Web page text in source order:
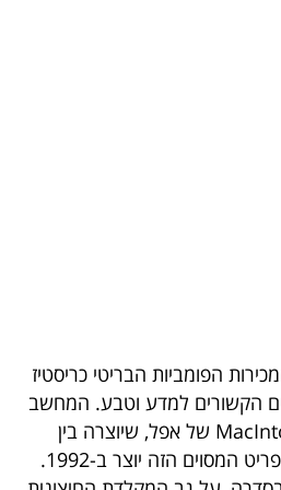
הפומביות הבריטי כריסטיז
הקשורים למדע וטבע. המחשב
המדובר הוא מדגם MacIntosh II של אפל, שיוצרה בין
השנים 1991 ל-1993, והפריט המסוים הזה יוצר ב-1992.